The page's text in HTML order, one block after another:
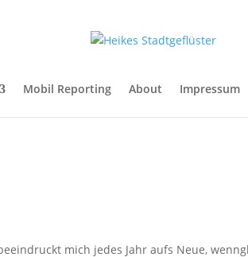
Mobil Reporting About Impressum
mich jedes Jahr aufs Neue,